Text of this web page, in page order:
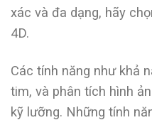
xác và đa dạng, hãy
4D.
Các tính năng như khả
tim, và phân tích hình
kỹ lưỡng. Những tính